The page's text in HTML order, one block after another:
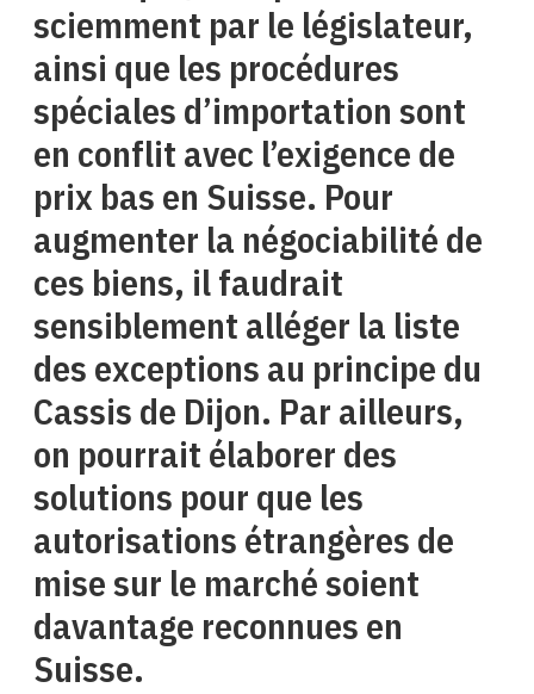
sciemment par le législateur,
ainsi que les procédures
spéciales d’importation sont
en conflit avec l’exigence de
prix bas en Suisse. Pour
augmenter la négociabilité de
ces biens, il faudrait
sensiblement alléger la liste
des exceptions au principe du
Cassis de Dijon. Par ailleurs,
on pourrait élaborer des
solutions pour que les
autorisations étrangères de
mise sur le marché soient
davantage reconnues en
Suisse.